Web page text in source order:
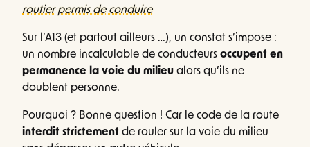
routier permis de conduire
Sur l’A13 (et partout ailleurs …), un constat s’impose :
un nombre incalculable de conducteurs occupent en
permanence la voie du milieu alors qu’ils ne
doublent personne.
Pourquoi ? Bonne question ! Car le code de la route
interdit strictement de rouler sur la voie du milieu